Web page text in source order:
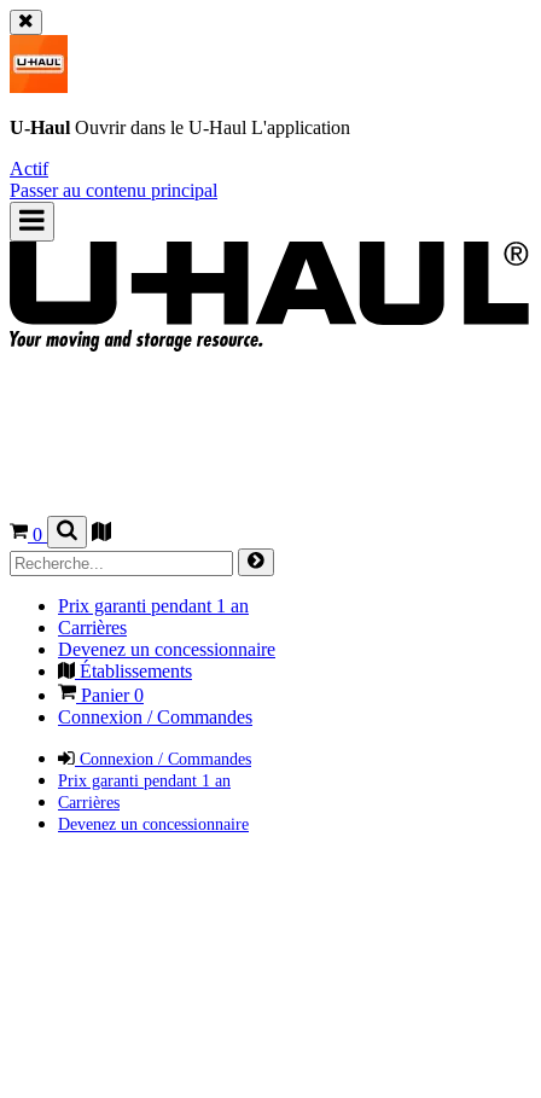
U-Haul Ouvrir dans le U-Haul L'application
Actif
Passer au contenu principal
0
Prix garanti pendant 1 an
Carrières
Devenez un concessionnaire
Établissements
Panier0
Connexion / Commandes
Connexion / Commandes
Prix garanti pendant 1 an
Carrières
Devenez un concessionnaire